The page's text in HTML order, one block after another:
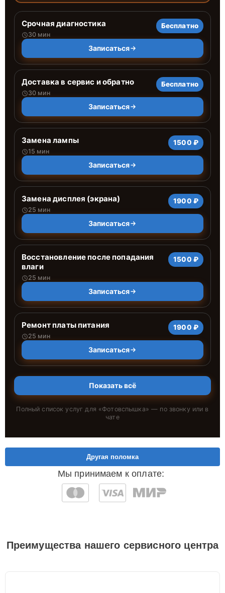
Срочная диагностика
30 мин
Бесплатно
Записаться
Доставка в сервис и обратно
30 мин
Бесплатно
Записаться
Замена лампы
15 мин
1500 ₽
Записаться
Замена дисплея (экрана)
25 мин
1900 ₽
Записаться
Восстановление после попадания
влаги
25 мин
1500 ₽
Записаться
Ремонт платы питания
25 мин
1900 ₽
Записаться
Показать всё
Полный список услуг для «Фотовспышка» — по звонку или в
чате
Мы принимаем к оплате:
Другая поломка
Преимущества нашего сервисного центра